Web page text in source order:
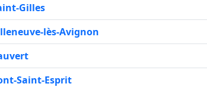
Gilles
lès-Avignon
Saint-Esprit